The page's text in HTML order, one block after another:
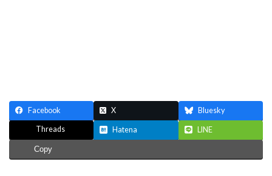
Facebook X Bluesky
Threads Hatena LINE
Copy